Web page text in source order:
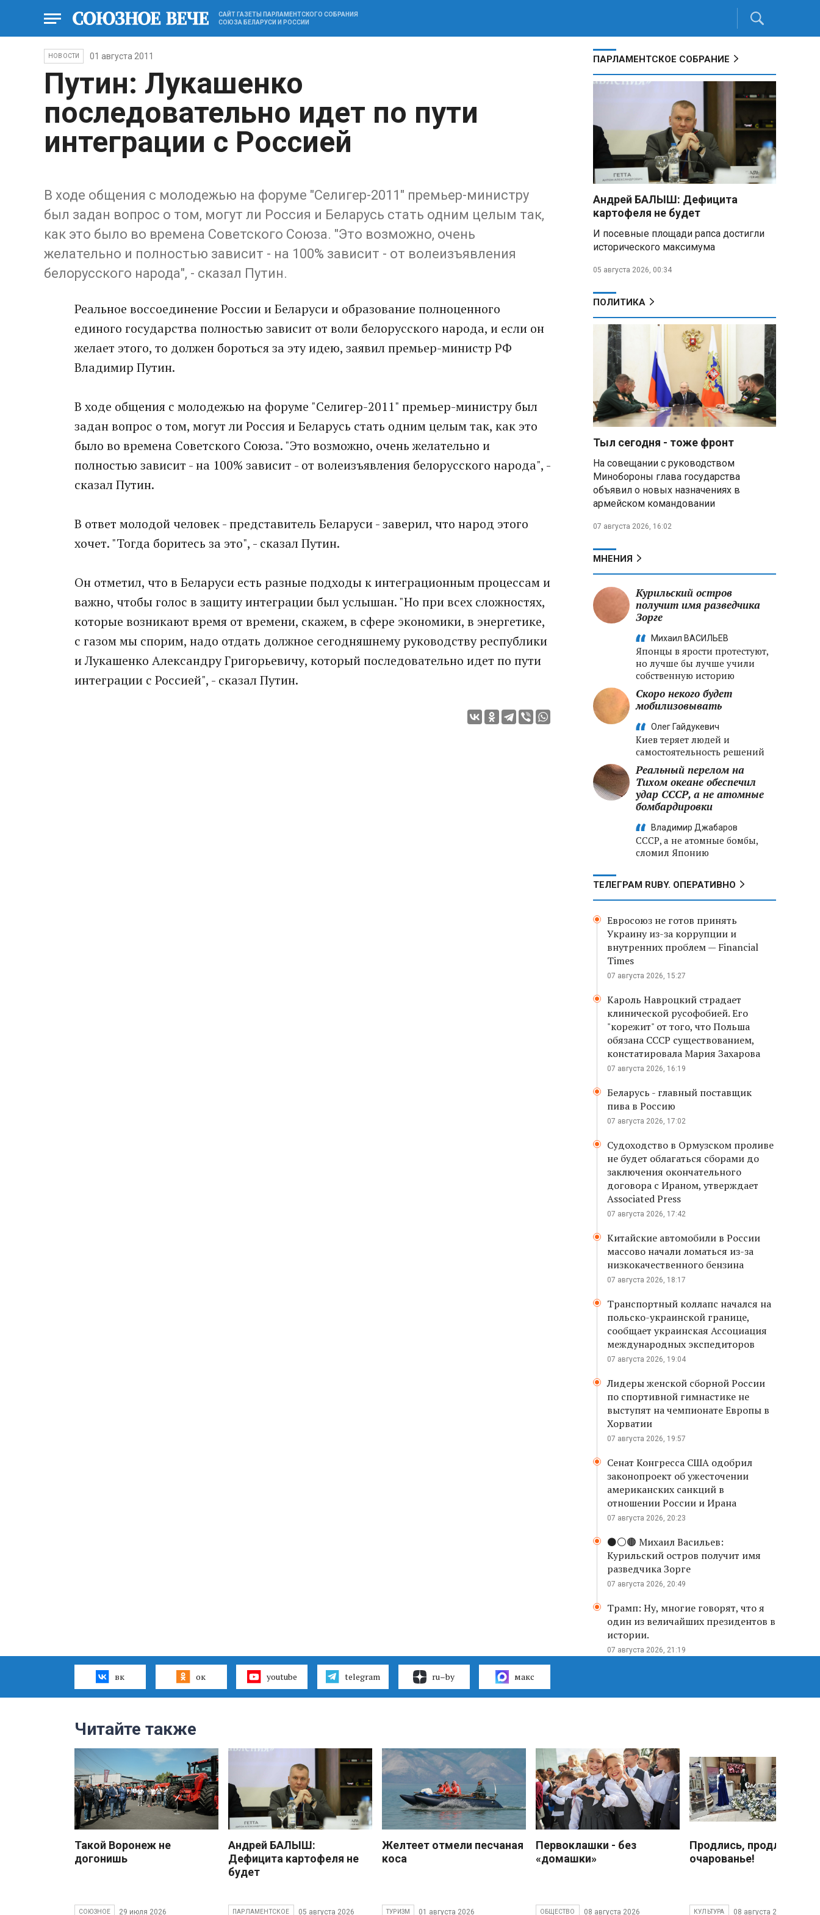
САЙТ ГАЗЕТЫ ПАРЛАМЕНТСКОГО СОБРАНИЯ
СОЮЗА БЕЛАРУСИ И РОССИИ
НОВОСТИ 01 августа 2011
Путин: Лукашенко
последовательно идет по пути
интеграции с Россией
В ходе общения с молодежью на форуме "Селигер-2011" премьер-министру
был задан вопрос о том, могут ли Россия и Беларусь стать одним целым так,
как это было во времена Советского Союза. "Это возможно, очень
желательно и полностью зависит - на 100% зависит - от волеизъявления
белорусского народа", - сказал Путин.
Реальное воссоединение России и Беларуси и образование полноценного
единого государства полностью зависит от воли белорусского народа, и если он
желает этого, то должен бороться за эту идею, заявил премьер-министр РФ
Владимир Путин.
В ходе общения с молодежью на форуме "Селигер-2011" премьер-министру был
задан вопрос о том, могут ли Россия и Беларусь стать одним целым так, как это
было во времена Советского Союза. "Это возможно, очень желательно и
полностью зависит - на 100% зависит - от волеизъявления белорусского народа", -
сказал Путин.
В ответ молодой человек - представитель Беларуси - заверил, что народ этого
хочет. "Тогда боритесь за это", - сказал Путин.
Он отметил, что в Беларуси есть разные подходы к интеграционным процессам и
важно, чтобы голос в защиту интеграции был услышан. "Но при всех сложностях,
которые возникают время от времени, скажем, в сфере экономики, в энергетике,
с газом мы спорим, надо отдать должное сегодняшнему руководству республики
и Лукашенко Александру Григорьевичу, который последовательно идет по пути
интеграции с Россией", - сказал Путин.
ПАРЛАМЕНТСКОЕ СОБРАНИЕ
Андрей БАЛЫШ: Дефицита
картофеля не будет
И посевные площади рапса достигли
исторического максимума
05 августа 2026, 00:34
ПОЛИТИКА
Тыл сегодня - тоже фронт
На совещании с руководством
Минобороны глава государства
объявил о новых назначениях в
армейском командовании
07 августа 2026, 16:02
МНЕНИЯ
Курильский остров
получит имя разведчика
Зорге
Михаил ВАСИЛЬЕВ
Японцы в ярости протестуют,
но лучше бы лучше учили
собственную историю
Скоро некого будет
мобилизовывать
Олег Гайдукевич
Киев теряет людей и
самостоятельность решений
Реальный перелом на
Тихом океане обеспечил
удар СССР, а не атомные
бомбардировки
Владимир Джабаров
СССР, а не атомные бомбы,
сломил Японию
ТЕЛЕГРАМ RUBY. ОПЕРАТИВНО
Евросоюз не готов принять
Украину из-за коррупции и
внутренних проблем — Financial
Times
07 августа 2026, 15:27
Кароль Навроцкий страдает
клинической русофобией. Его
"корежит" от того, что Польша
обязана СССР существованием,
констатировала Мария Захарова
07 августа 2026, 16:19
Беларусь - главный поставщик
пива в Россию
07 августа 2026, 17:02
Судоходство в Ормузском проливе
не будет облагаться сборами до
заключения окончательного
договора с Ираном, утверждает
Associated Press
07 августа 2026, 17:42
Китайские автомобили в России
массово начали ломаться из-за
низкокачественного бензина
07 августа 2026, 18:17
Транспортный коллапс начался на
польско-украинской границе,
сообщает украинская Ассоциация
международных экспедиторов
07 августа 2026, 19:04
Лидеры женской сборной России
по спортивной гимнастике не
выступят на чемпионате Европы в
Хорватии
07 августа 2026, 19:57
Сенат Конгресса США одобрил
законопроект об ужесточении
американских санкций в
отношении России и Ирана
07 августа 2026, 20:23
⚫️⚪️🟤 Михаил Васильев:
Курильский остров получит имя
разведчика Зорге
07 августа 2026, 20:49
Трамп: Ну, многие говорят, что я
один из величайших президентов в
истории.
07 августа 2026, 21:19
вк ок youtube telegram ru–by макс
Читайте также
Такой Воронеж не
догонишь
СОЮЗНОЕ 29 июля 2026
Андрей БАЛЫШ:
Дефицита картофеля не
будет
ПАРЛАМЕНТСКОЕ 05 августа 2026
Желтеет отмели песчаная
коса
ТУРИЗМ 01 августа 2026
Первоклашки - без
«домашки»
ОБЩЕСТВО 08 августа 2026
Продлись, продлись
очарованье!
КУЛЬТУРА 08 августа 2026